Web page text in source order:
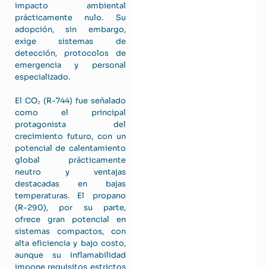
impacto ambiental
prácticamente nulo. Su
adopción, sin embargo,
exige sistemas de
detección, protocolos de
emergencia y personal
especializado.
El CO₂ (R-744) fue señalado
como el principal
protagonista del
crecimiento futuro, con un
potencial de calentamiento
global prácticamente
neutro y ventajas
destacadas en bajas
temperaturas. El propano
(R-290), por su parte,
ofrece gran potencial en
sistemas compactos, con
alta eficiencia y bajo costo,
aunque su inflamabilidad
impone requisitos estrictos